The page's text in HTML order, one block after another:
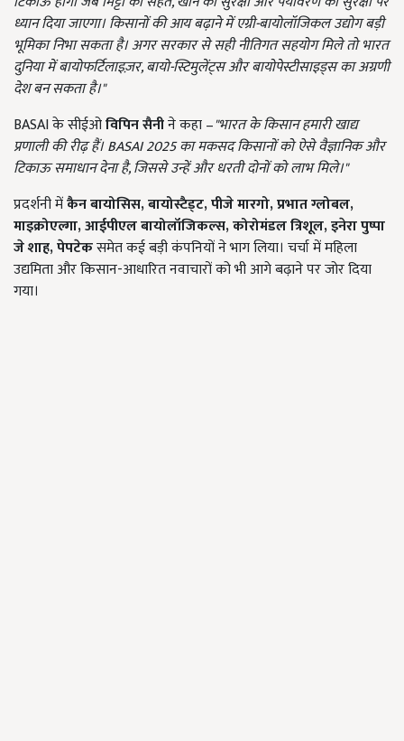
ध्यानदियाजाएगा।किसानोंकीआयबढ़ानेमें एग्री-बायोलॉजिकलउद्योगबड़ी
भूमिकानिभा सकताहै।अगर सरकार से सहीनीतिगत सहयोगमिलेतो भारत
दुनियामेंबायोफर्टिलाइज़र,बायो-स्टिमुलेंट्सऔरबायोपेस्टीसाइड्सकाअग्रणी
देशबन सकताहै।"
BASAI के सीईओविपिनसैनीने कहा –"भारतकेकिसानहमारीखाद्य
प्रणालीकी रीढ़हैं।BASAI 2025कामकसदकिसानोंको ऐसेवैज्ञानिकऔर
टिकाऊ समाधानदेनाहै,जिससेउन्हेंऔर धरतीदोनोंकोलाभमिले।"
प्रदर्शनी मेंकैनबायोसिस,बायोस्टैड्ट,पीजेमारगो,प्रभातग्लोबल,
माइक्रोएल्गा,आईपीएलबायोलॉजिकल्स,कोरोमंडलत्रिशूल,इनेरापुष्पा
जेशाह,पेपटेकसमेत कई बड़ी कंपनियों ने भाग लिया। चर्चा में महिला
उद्यमिता और किसान-आधारित नवाचारों को भी आगे बढ़ाने पर जोर दिया
गया।